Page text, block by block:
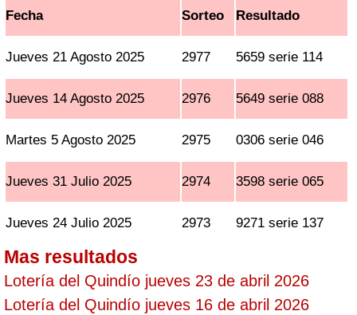
Fecha Sorteo Resultado
Jueves 21 Agosto 2025 2977 5659 serie 114
Jueves 14 Agosto 2025 2976 5649 serie 088
Martes 5 Agosto 2025 2975 0306 serie 046
Jueves 31 Julio 2025 2974 3598 serie 065
Jueves 24 Julio 2025 2973 9271 serie 137
Mas resultados
Lotería del Quindío jueves 23 de abril 2026
Lotería del Quindío jueves 16 de abril 2026